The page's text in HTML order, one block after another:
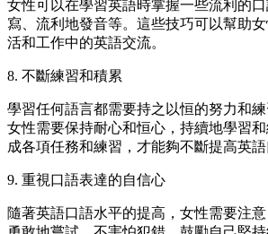
女性可以在學習英語時掌握一些流利的
寫、流利地發音等。這些技巧可以幫助
活和工作中的英語交流。
8. 不斷練習和積累
學習任何語言都需要持之以恒的努力和練
女性需要保持耐心和恒心，持續地學習
成各項任務和練習，才能夠不斷提高英語
9. 重視口語表達的自信心
隨著英語口語水平的提高，女性需要注